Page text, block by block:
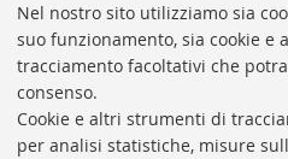
Nel nostro sito utilizziamo sia
suo funzionamento, sia cookie e
tracciamento facoltativi che
consenso.
Cookie e altri strumenti di
per analisi statistiche, misure
«
Precedenti
12
elementi
Rubrica di